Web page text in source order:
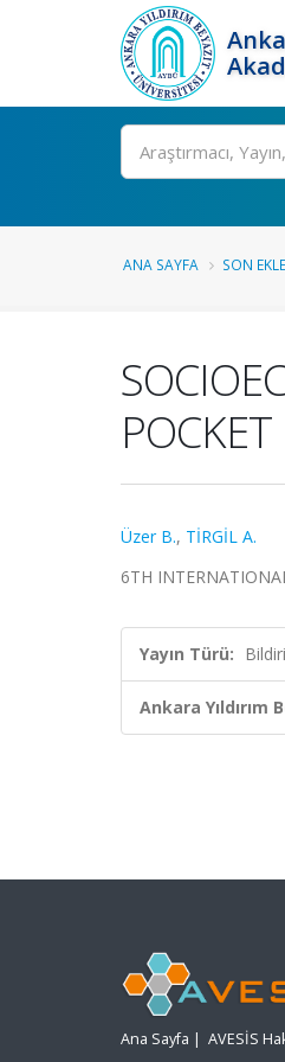
Ara
ANA SAYFA SON
Üzer B., TİRGİL A.
6TH
Yayın Türü:
Ankara
Ana Sayfa | AVESİS